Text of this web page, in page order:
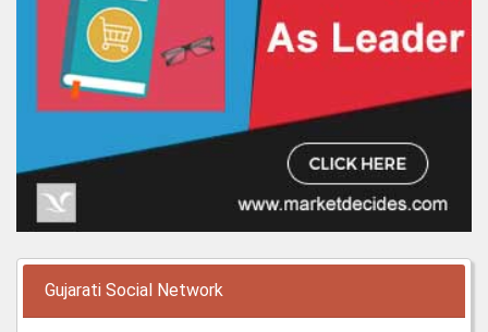
Gujarati Social Network